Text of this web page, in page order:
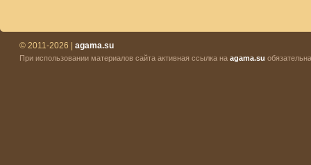
© 2011-2026 | agama.su
При использовании материалов сайта активная ссылка на agama.su